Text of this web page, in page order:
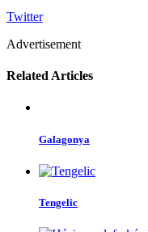
Twitter
Advertisement
Related Articles
Galagonya
Tengelic